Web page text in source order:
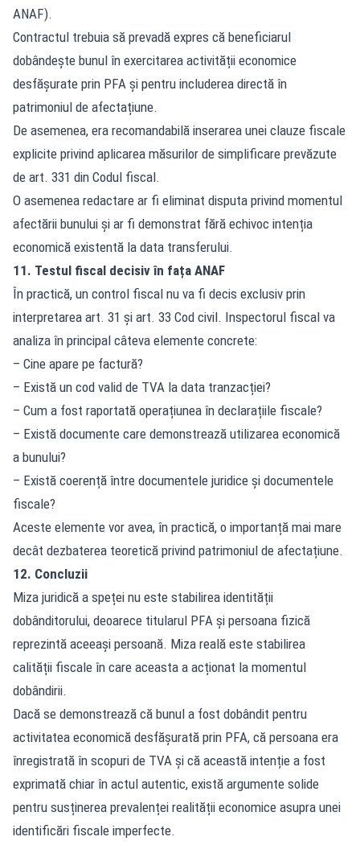
ANAF).
Contractul trebuia să prevadă expres că beneficiarul
dobândește bunul în exercitarea activității economice
desfășurate prin PFA și pentru includerea directă în
patrimoniul de afectațiune.
De asemenea, era recomandabilă inserarea unei clauze fiscale
explicite privind aplicarea măsurilor de simplificare prevăzute
de art. 331 din Codul fiscal.
O asemenea redactare ar fi eliminat disputa privind momentul
afectării bunului și ar fi demonstrat fără echivoc intenția
economică existentă la data transferului.
11. Testul fiscal decisiv în fața ANAF
În practică, un control fiscal nu va fi decis exclusiv prin
interpretarea art. 31 și art. 33 Cod civil. Inspectorul fiscal va
analiza în principal câteva elemente concrete:
– Cine apare pe factură?
– Există un cod valid de TVA la data tranzacției?
– Cum a fost raportată operațiunea în declarațiile fiscale?
– Există documente care demonstrează utilizarea economică
a bunului?
– Există coerență între documentele juridice și documentele
fiscale?
Aceste elemente vor avea, în practică, o importanță mai mare
decât dezbaterea teoretică privind patrimoniul de afectațiune.
12. Concluzii
Miza juridică a speței nu este stabilirea identității
dobânditorului, deoarece titularul PFA și persoana fizică
reprezintă aceeași persoană. Miza reală este stabilirea
calității fiscale în care aceasta a acționat la momentul
dobândirii.
Dacă se demonstrează că bunul a fost dobândit pentru
activitatea economică desfășurată prin PFA, că persoana era
înregistrată în scopuri de TVA și că această intenție a fost
exprimată chiar în actul autentic, există argumente solide
pentru susținerea prevalenței realității economice asupra unei
identificări fiscale imperfecte.